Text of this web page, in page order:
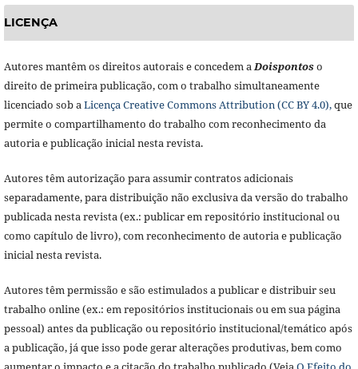
LICENÇA
Autores mantêm os direitos autorais e concedem a Doispontoso
direito de primeira publicação, com o trabalho simultaneamente
licenciado sob a Licença Creative Commons Attribution (CC BY 4.0),que
permite o compartilhamento do trabalho com reconhecimento da
autoria e publicação inicial nesta revista.
Autores têm autorização para assumir contratos adicionais
separadamente, para distribuição não exclusiva da versão do trabalho
publicada nesta revista (ex.: publicar em repositório institucional ou
como capítulo de livro), com reconhecimento de autoria e publicação
inicial nesta revista.
Autores têm permissão e são estimulados a publicar e distribuir seu
trabalho online (ex.: em repositórios institucionais ou em sua página
pessoal) antes da publicação ou repositório institucional/temático após
a publicação, já que isso pode gerar alterações produtivas, bem como